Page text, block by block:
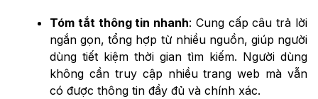
Tóm tắt thông tin nhanh: Cung cấp câu trả lời
ngắn gọn, tổng hợp từ nhiều nguồn, giúp người
dùng tiết kiệm thời gian tìm kiếm. Người dùng
không cần truy cập nhiều trang web mà vẫn
có được thông tin đầy đủ và chính xác.